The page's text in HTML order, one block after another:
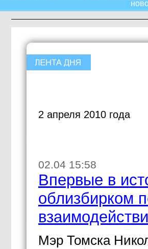
2 апреля 2010 года
02.04 15:58
Впервые в
облизбирком
Мэр Томска